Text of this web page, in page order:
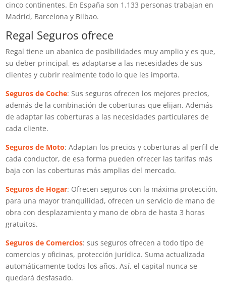
cinco continentes. En España son 1.133 personas trabajan en
Madrid, Barcelona y Bilbao.
Regal Seguros ofrece
Regal tiene un abanico de posibilidades muy amplio y es que,
su deber principal, es adaptarse a las necesidades de sus
clientes y cubrir realmente todo lo que les importa.
Seguros de Coche: Sus seguros ofrecen los mejores precios,
además de la combinación de coberturas que elijan. Además
de adaptar las coberturas a las necesidades particulares de
cada cliente.
Seguros de Moto: Adaptan los precios y coberturas al perfil de
cada conductor, de esa forma pueden ofrecer las tarifas más
baja con las coberturas más amplias del mercado.
Seguros de Hogar: Ofrecen seguros con la máxima protección,
para una mayor tranquilidad, ofrecen un servicio de mano de
obra con desplazamiento y mano de obra de hasta 3 horas
gratuitos.
Seguros de Comercios: sus seguros ofrecen a todo tipo de
comercios y oficinas, protección jurídica. Suma actualizada
automáticamente todos los años. Así, el capital nunca se
quedará desfasado.